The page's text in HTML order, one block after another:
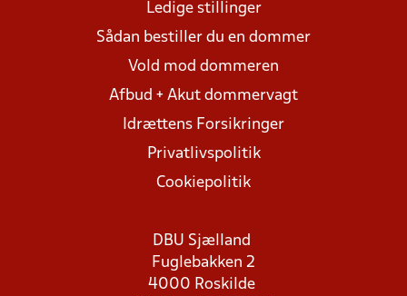
Ledige stillinger
Sådan bestiller du en dommer
Vold mod dommeren
Afbud + Akut dommervagt
Idrættens Forsikringer
Privatlivspolitik
Cookiepolitik
DBU Sjælland
Fuglebakken 2
4000 Roskilde